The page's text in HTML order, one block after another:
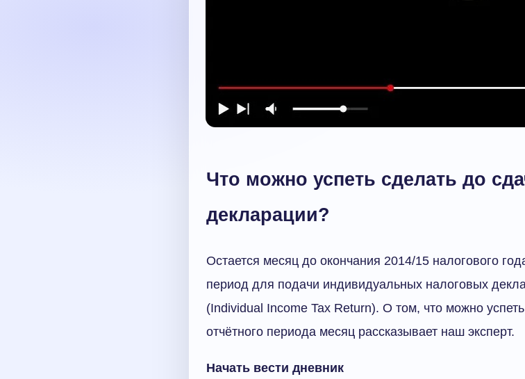
Что можно успеть сделать до
декларации?
Остается месяц до окончания 2014/15 налогового
период для подачи индивидуальных налоговых
(Individual Income Tax Return). О том, что можно
отчётного периода месяц рассказывает наш эксперт.
Начать вести дневник